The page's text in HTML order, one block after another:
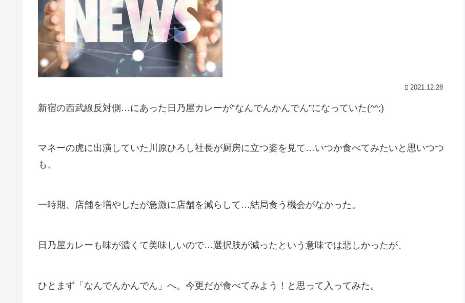
2021.12.28
新宿の西武線反対側…にあった日乃屋カレーが”なんでんかんでん”になっていた(^^;)
マネーの虎に出演していた川原ひろし社長が厨房に立つ姿を見て…いつか食べてみたいと思いつつ
も、
一時期、店舗を増やしたが急激に店舗を減らして…結局食う機会がなかった。
日乃屋カレーも味が濃くて美味しいので…選択肢が減ったという意味では悲しかったが、
ひとまず「なんでんかんでん」へ。今更だが食べてみよう！と思って入ってみた。